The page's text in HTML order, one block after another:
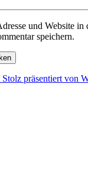
und Website in
speichern.
präsentiert von